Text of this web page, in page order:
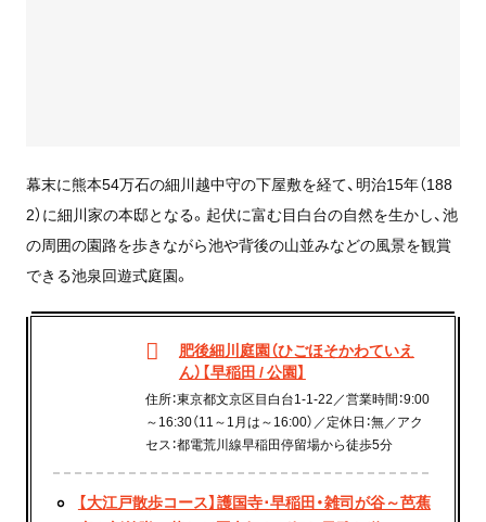
幕末に熊本54万石の細川越中守の下屋敷を経て、明治15年（188
2）に細川家の本邸となる。起伏に富む目白台の自然を生かし、池
の周囲の園路を歩きながら池や背後の山並みなどの風景を観賞
できる池泉回遊式庭園。
肥後細川庭園（ひごほそかわていえ
ん）【早稲田 / 公園】
住所：東京都文京区目白台1-1-22／営業時間：9:00
～16:30（11～1月は～16:00）／定休日：無／アク
セス：都電荒川線早稲田停留場から徒歩5分
【大江戸散歩コース】護国寺･早稲田・雑司が谷～芭蕉